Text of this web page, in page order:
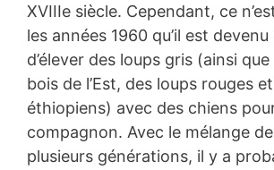
XVIIIe siècle. Cependant, ce
les années 1960 qu’il est
d’élever des loups gris (ainsi
bois de l’Est, des loups rouges
éthiopiens) avec des chiens
compagnon. Avec le mélange
plusieurs générations, il y a